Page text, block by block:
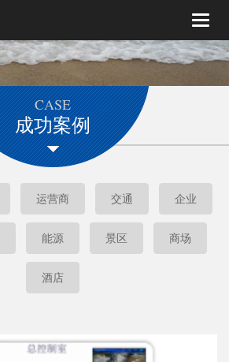
Toggle
CASE
成功案例
运营商 交通 企业
能源 景区 商场
酒店